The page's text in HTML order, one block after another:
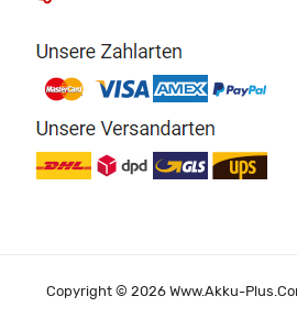
Copyright © 2026 Www.akku-